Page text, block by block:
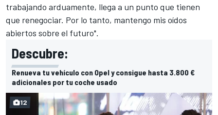
trabajando arduamente, llega a un punto que tienen
que renegociar. Por lo tanto, mantengo mis oídos
abiertos sobre el futuro".
Descubre:
Renueva tu vehículo con Opel y consigue hasta 3.800 €
adicionales por tu coche usado
12